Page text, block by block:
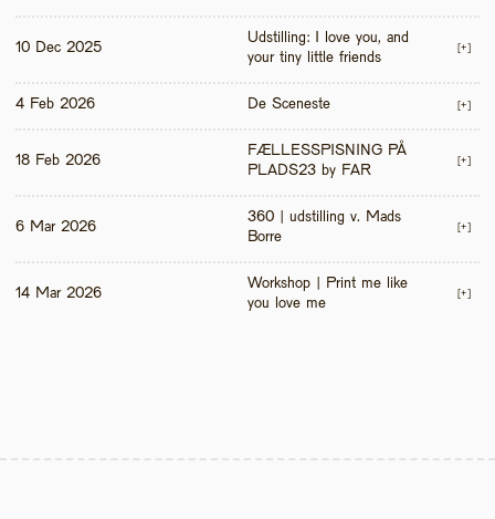
10 Dec 2025
Udstilling: I love you, and
your tiny little friends
[+]
4 Feb 2026 De Sceneste [+]
18 Feb 2026
FÆLLESSPISNING PÅ
PLADS23 by FAR
[+]
6 Mar 2026
360 | udstilling v. Mads
Borre
[+]
14 Mar 2026
Workshop | Print me like
you love me
[+]